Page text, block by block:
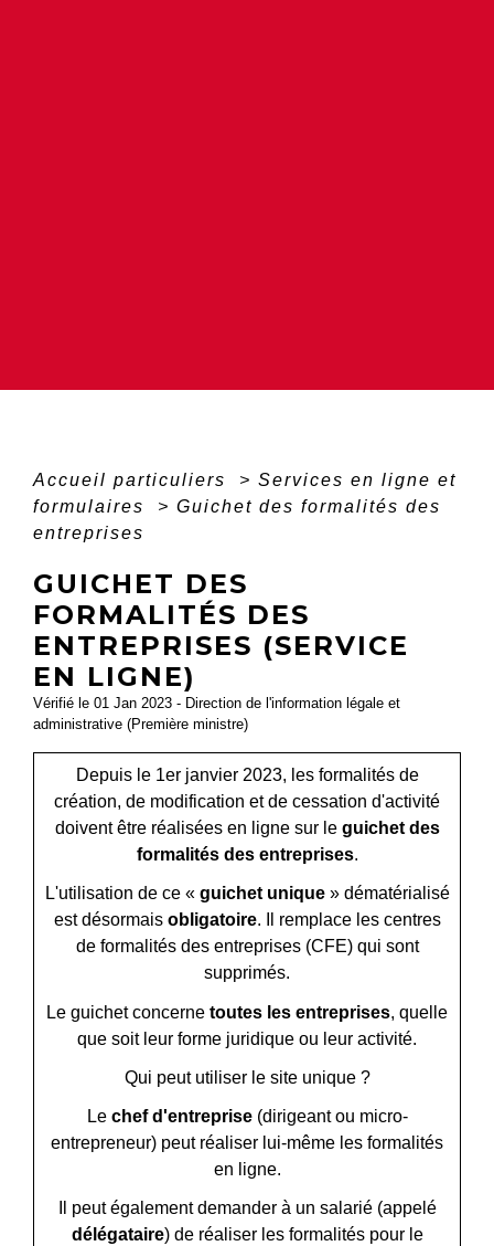
Accueil particuliers > Services en ligne et
formulaires
> Guichet des formalités des
entreprises
GUICHET DES
FORMALITÉS DES
ENTREPRISES (SERVICE
EN LIGNE)
Vérifié le 01 Jan 2023 - Direction de l'information légale et
administrative (Première ministre)
Depuis le 1erjanvier 2023, les formalités de
création, de modification et de cessation d'activité
doivent être réalisées en ligne sur le guichet des
formalités des entreprises.
L'utilisation de ce « guichet unique» dématérialisé
est désormais obligatoire. Il remplace les centres
de formalités des entreprises (CFE) qui sont
supprimés.
Le guichet concerne toutes les entreprises, quelle
que soit leur forme juridique ou leur activité.
Qui peut utiliser le site unique ?
Le chef d'entreprise(dirigeant ou micro-
entrepreneur) peut réaliser lui-même les formalités
en ligne.
Il peut également demander à un salarié (appelé
délégataire) de réaliser les formalités pour le